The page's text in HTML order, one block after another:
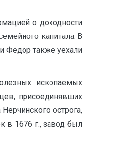
о доходности
капитала. В
Фёдор также уехали
ископаемых
присоединявших
острога,
в 1676 г., завод был